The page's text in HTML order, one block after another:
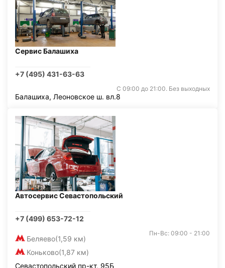
Сервис Балашиха
+7 (495) 431-63-63
С 09:00 до 21:00. Без выходных
Балашиха, Леоновское ш. вл.8
Автосервис Севастопольский
+7 (499) 653-72-12
Беляево(1,59 км)
Коньково(1,87 км)
Пн-Вс: 09:00 - 21:00
Севастопольский пр-кт, 95Б